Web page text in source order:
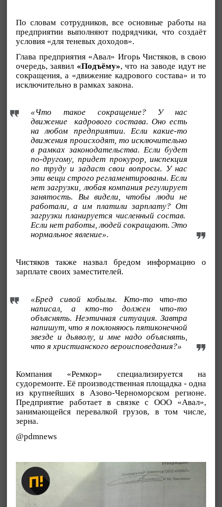
По словам сотрудников, все основные работы на
предприятии выполняют подрядчики, что создаёт
условия «для теневых доходов».
Глава предприятия «Авал» Игорь Чистяков, в свою
очередь, заявил «Подъёму», что на заводе идут не
сокращения, а «движение кадрового состава» и то
исключительно в рамках закона.
«Что такое сокращение? У нас
движение кадрового состава. Оно есть
на любом предприятии. Если какие-то
движения происходят, то исключительно
в рамках законодательства. Если будет
по-другому, придет прокурор, инспекция
по труду и задаст свои вопросы. У нас
эти вещи строго регламентированы. Если
нет загрузки, любая компания регулирует
занятость. Вы видели, чтобы люди не
работали, а им платили зарплату? От
загрузки планируется численный состав.
Если нет работы, людей сокращают. Это
нормальное явление».
Чистяков также назвал бредом информацию о
зарплате своих заместителей.
«Бред сивой кобылы. Кто-то что-то
написал, а кто-то должен что-то
объяснять. Неэтичная ситуация. Завтра
напишут, что я поклоняюсь пятиконечной
звезде и дьяволу, и мне надо объяснять,
что я христианского вероисповедания?»
Компания «Ремкор» специализируется на
судоремонте. Её производственная площадка - одна
из крупнейших в Азово-Черноморском регионе.
Предприятие работает в связке с ООО «Авал»,
занимающейся перевалкой грузов, в том числе,
зерна.
@pdmnews